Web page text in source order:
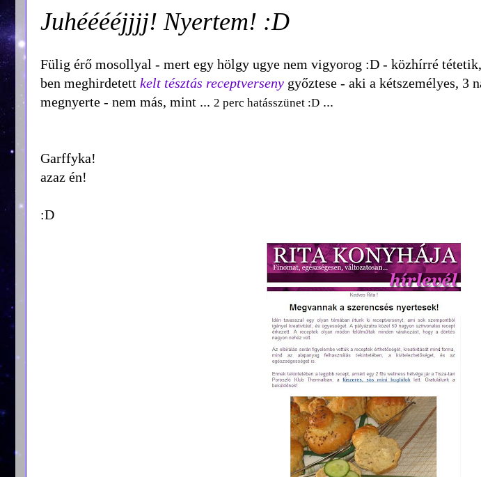
Juhééééjjjj! Nyertem! :D
Fülig érő mosollyal - mert egy hölgy ugye nem vigyorog :D - közhírré
ben meghirdetett kelt tésztás receptverseny győztese - aki a kétszemélyes, 3
megnyerte - nem más, mint ... 2 perc hatásszünet :D ...
Garffyka!
azaz én!
:D